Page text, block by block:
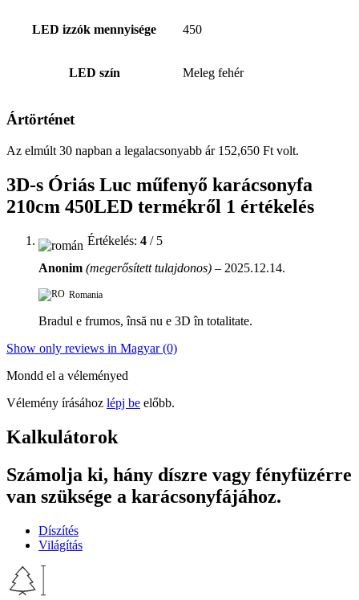
LED izzók mennyisége 450
LED szín Meleg fehér
Ártörténet
Az elmúlt 30 napban a legalacsonyabb ár 152,650 Ft volt.
3D-s Óriás Luc műfenyő karácsonyfa
210cm 450LED termékről 1 értékelés
Értékelés: 4 / 5
Anonim (megerősített tulajdonos) – 2025.12.14.
Romania
Bradul e frumos, însă nu e 3D în totalitate.
Show only reviews in Magyar (0)
Mondd el a véleményed
Vélemény írásához lépj be előbb.
Kalkulátorok
Számolja ki, hány díszre vagy fényfüzérre
van szüksége a karácsonyfájához.
Díszítés
Világítás